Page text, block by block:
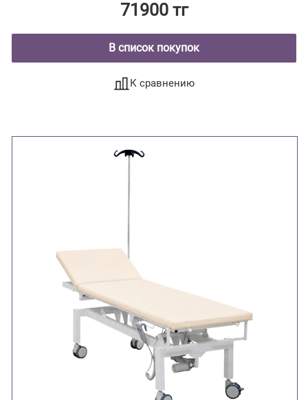
71900 тг
В список покупок
К сравнению